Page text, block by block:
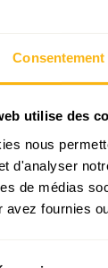
Consentement
utilise des
nous
d'analyser
de médias
avez fournies
national,
activités
Les
pour un